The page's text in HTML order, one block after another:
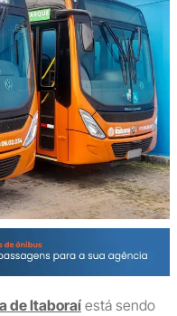
de Itaboraíestá sendo